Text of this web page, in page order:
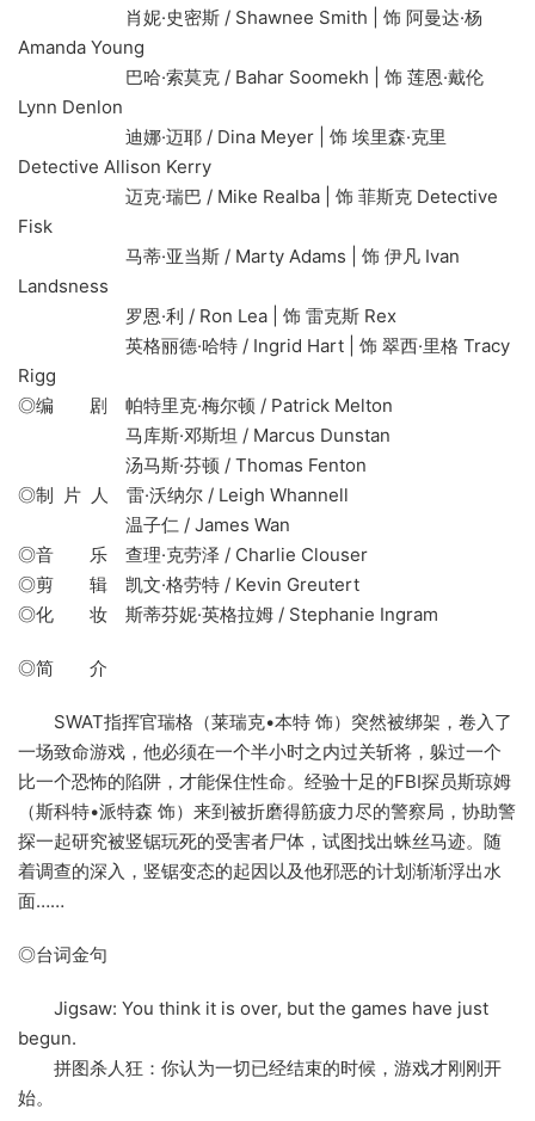
肖妮·史密斯 / Shawnee Smith | 饰 阿曼达·杨
Amanda Young
巴哈·索莫克 / Bahar Soomekh | 饰 莲恩·戴伦
Lynn Denlon
迪娜·迈耶 / Dina Meyer | 饰 埃里森·克里
Detective Allison Kerry
迈克·瑞巴 / Mike Realba | 饰 菲斯克 Detective
Fisk
马蒂·亚当斯 / Marty Adams | 饰 伊凡 Ivan
Landsness
罗恩·利 / Ron Lea | 饰 雷克斯 Rex
英格丽德·哈特 / Ingrid Hart | 饰 翠西·里格 Tracy
Rigg
◎编 剧 帕特里克·梅尔顿 / Patrick Melton
马库斯·邓斯坦 / Marcus Dunstan
汤马斯·芬顿 / Thomas Fenton
◎制 片 人 雷·沃纳尔 / Leigh Whannell
温子仁 / James Wan
◎音 乐 查理·克劳泽 / Charlie Clouser
◎剪 辑 凯文·格劳特 / Kevin Greutert
◎化 妆 斯蒂芬妮·英格拉姆 / Stephanie Ingram
◎简 介
SWAT指挥官瑞格（莱瑞克•本特 饰）突然被绑架，卷入了
一场致命游戏，他必须在一个半小时之内过关斩将，躲过一个
比一个恐怖的陷阱，才能保住性命。经验十足的FBI探员斯琼姆
（斯科特•派特森 饰）来到被折磨得筋疲力尽的警察局，协助警
探一起研究被竖锯玩死的受害者尸体，试图找出蛛丝马迹。随
着调查的深入，竖锯变态的起因以及他邪恶的计划渐渐浮出水
面……
◎台词金句
Jigsaw: You think it is over, but the games have just
begun.
拼图杀人狂：你认为一切已经结束的时候，游戏才刚刚开
始。